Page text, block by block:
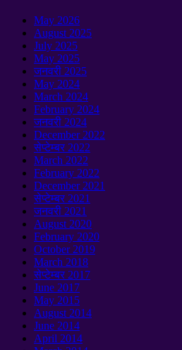
May 2026
August 2025
July 2025
May 2025
जनवरी 2025
May 2024
March 2024
February 2024
जनवरी 2024
December2022
सेप्टेम्बर 2022
March 2022
February 2022
December2021
सेप्टेम्बर 2021
जनवरी 2021
August 2020
February 2020
October2019
March 2018
सेप्टेम्बर 2017
June 2017
May 2015
August 2014
June 2014
April 2014